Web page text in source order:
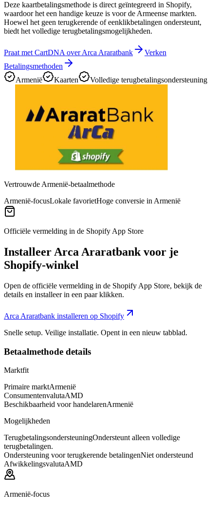
Deze kaartbetalingsmethode is direct geïntegreerd in Shopify,
waardoor het een handige keuze is voor de Armeense markten.
Hoewel het geen terugkerende of eenklikbetalingen ondersteunt,
biedt het volledige terugbetalingsmogelijkheden.
Praat met CartDNA over Arca Araratbank
Verken
Betalingsmethoden
Armenië
Kaarten Volledige terugbetalingsondersteuning
Vertrouwde Armenië-betaalmethode
Armenië-focusLokale favorietHoge conversie in Armenië
Officiële vermelding in de Shopify App Store
Installeer Arca Araratbank voor je
Shopify-winkel
Open de officiële vermelding in de Shopify App Store, bekijk de
details en installeer in een paar klikken.
Arca Araratbank installeren op Shopify
Snelle setup. Veilige installatie. Opent in een nieuw tabblad.
Betaalmethode details
Marktfit
Primaire marktArmenië
ConsumentenvalutaAMD
Beschikbaarheid voor handelarenArmenië
Mogelijkheden
TerugbetalingsondersteuningOndersteunt alleen volledige
terugbetalingen.
Ondersteuning voor terugkerende betalingenNiet ondersteund
AfwikkelingsvalutaAMD
Armenië-focus